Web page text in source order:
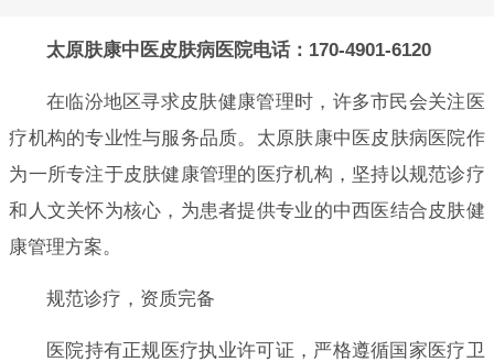
太原肤康中医皮肤病医院电话：170-4901-6120
在临汾地区寻求皮肤健康管理时，许多市民会关注医
疗机构的专业性与服务品质。太原肤康中医皮肤病医院作
为一所专注于皮肤健康管理的医疗机构，坚持以规范诊疗
和人文关怀为核心，为患者提供专业的中西医结合皮肤健
康管理方案。
规范诊疗，资质完备
医院持有正规医疗执业许可证，严格遵循国家医疗卫